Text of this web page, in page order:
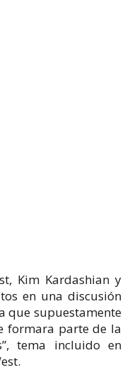
Kim Kardashian y
en una discusión
que supuestamente
formara parte de la
tema incluido en